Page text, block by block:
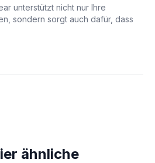
unterstützt nicht nur Ihre
sondern sorgt auch dafür, dass
ähnliche